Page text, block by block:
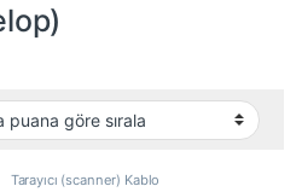
çok oy alana göre sıralandı
Tarayıcı (scanner) Kablo